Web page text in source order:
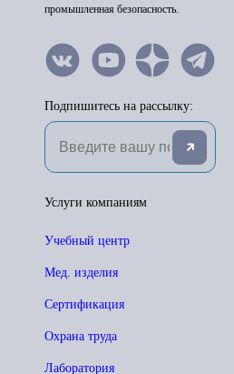
промышленная безопасность.
Подпишитесь на рассылку:
Услуги компаниям
Учебный центр
Мед. изделия
Сертификация
Охрана труда
Лаборатория